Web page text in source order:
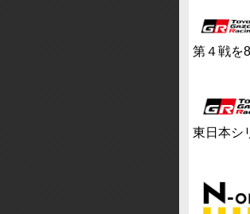
第４戦を
東日本シ